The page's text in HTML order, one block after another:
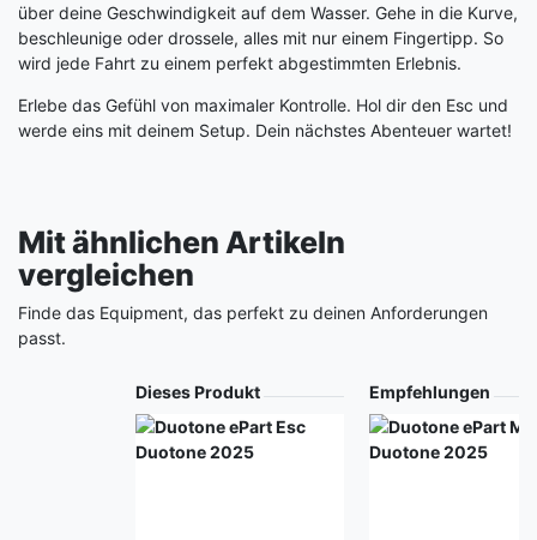
über deine Geschwindigkeit auf dem Wasser. Gehe in die Kurve,
beschleunige oder drossele, alles mit nur einem Fingertipp. So
wird jede Fahrt zu einem perfekt abgestimmten Erlebnis.
Erlebe das Gefühl von maximaler Kontrolle. Hol dir den Esc und
werde eins mit deinem Setup. Dein nächstes Abenteuer wartet!
Mit ähnlichen Artikeln
vergleichen
Finde das Equipment, das perfekt zu deinen Anforderungen
passt.
Dieses Produkt Empfehlungen